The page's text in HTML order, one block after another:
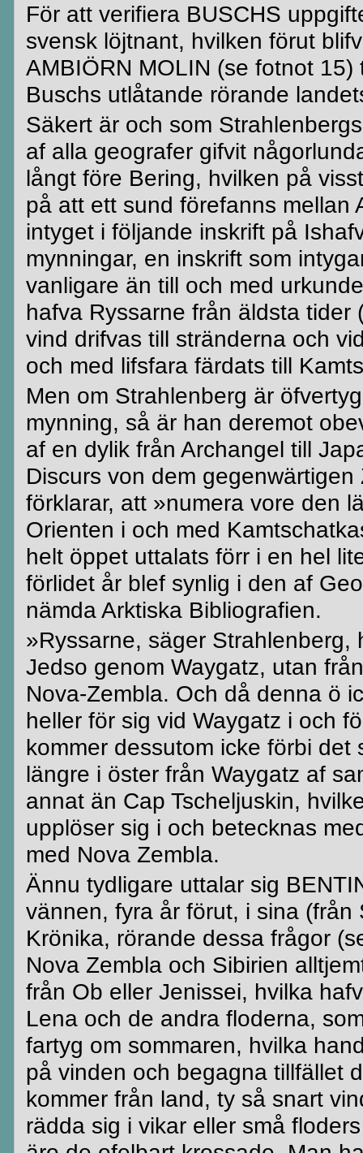
För att verifiera BUSCHS
svensk löjtnant, hvilken förut
AMBIÖRN MOLIN (se fotnot
Buschs utlåtande rörande
Säkert är och som Strahlenbergs
af alla geografer gifvit
långt före Bering, hvilken på
på att ett sund förefanns mellan
intyget i följande inskrift på
mynningar, en inskrift som
vanligare än till och med
hafva Ryssarne från äldsta tider
vind drifvas till stränderna och
och med lifsfarafärdats till
Men om Strahlenberg är
mynning, så är han deremot
af en dylik från Archangel till
Discurs von dem gegenwärtigen
förklarar, att »numera vore den
Orienten i och med
helt öppet uttalats förr i en hel
förlidet år blefsynlig i den af
nämdaArktiska Bibliografien.
»Ryssarne, säger Strahlenberg,
Jedso genom Waygatz, utan
Nova-Zembla. Och då denna ö
heller för sig vid Waygatz i och
kommer dessutom icke förbi
längre i öster från Waygatz af
annat än Cap Tscheljuskin,
upplöser sig i och betecknas
med Nova Zembla.
Ännu tydligare uttalar sig
vännen, fyra år förut, i sina (från
Krönika, rörande dessa frågor
Nova Zemblaoch Sibirien
från Ob eller Jenissei, hvilka
Lena och de andra floderna,
fartyg om sommaren, hvilka
på vinden och begagna tillfället
kommer från land, ty så snart
rädda sig i vikar eller små